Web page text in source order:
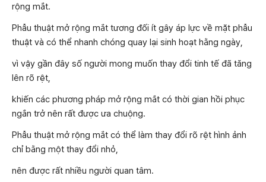
rộng mắt.
Phẫu thuật mở rộng mắt tương đối ít gây áp lực về mặt phẫu
thuật và có thể nhanh chóng quay lại sinh hoạt hằng ngày,
vì vậy gần đây số người mong muốn thay đổi tinh tế đã tăng
lên rõ rệt,
khiến các phương pháp mở rộng mắt có thời gian hồi phục
ngắn trở nên rất được ưa chuộng.
Phẫu thuật mở rộng mắt có thể làm thay đổi rõ rệt hình ảnh
chỉ bằng một thay đổi nhỏ,
nên được rất nhiều người quan tâm.